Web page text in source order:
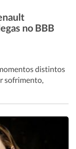
no BBB
distintos
sofrimento,